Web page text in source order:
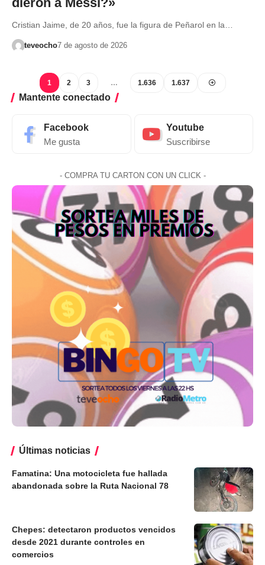
Cristian Jaime, de 20 años, fue la figura de Peñarol en la…
teveocho7 de agosto de 2026
1 2 3 … 1.636 1.637
Mantente conectado
Facebook
Me gusta
Youtube
Suscribirse
- COMPRA TU CARTON CON UN CLICK -
Últimas noticias
Famatina: Una motocicleta fue hallada
abandonada sobre la Ruta Nacional 78
Chepes: detectaron productos vencidos
desde 2021 durante controles en
comercios